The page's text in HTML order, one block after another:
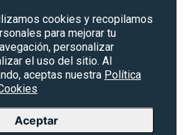
cookies y recopilamos
para mejorar tu
personalizar
el uso del sitio. Al
aceptas nuestra Política
Aceptar